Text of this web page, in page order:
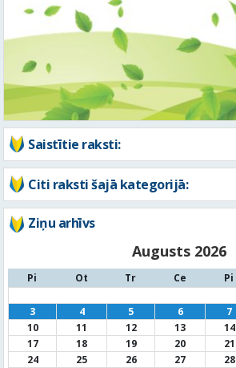
Saistītie raksti:
Citi raksti šajā kategorijā:
Ziņu arhīvs
Augusts 2026
Pi Ot Tr Ce Pi
3
4 5 6 7
10
11 12 13 14
17
18 19 20 21
24
25 26 27 28